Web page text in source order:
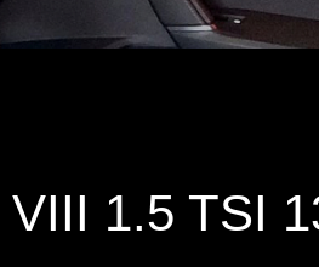
1.5 TSI